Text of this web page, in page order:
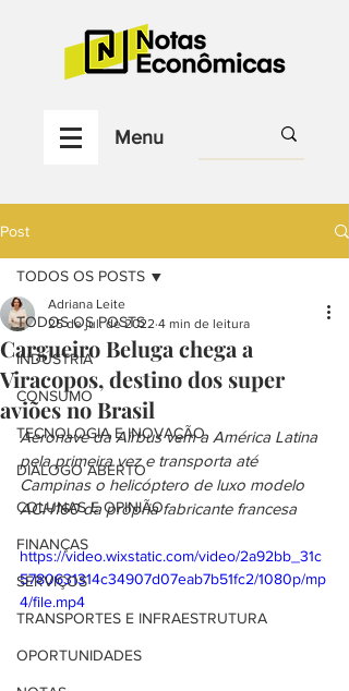
Menu
Post
TODOS OS POSTS
INDÚSTRIA
CONSUMO
TECNOLOGIA E INOVAÇÃO
DIÁLOGO ABERTO
COLUNAS E OPINIÃO
FINANÇAS
SERVIÇOS
TRANSPORTES E INFRAESTRUTURA
OPORTUNIDADES
TODOS OS POSTS
Cargueiro Beluga chega a
Viracopos, destino dos super
aviões no Brasil
Adriana Leite
25 de jul. de 2022 4 min de leitura
Aeronave da Airbus vem a América Latina
pela primeira vez e transporta até
Campinas o helicóptero de luxo modelo
ACH160 da própria fabricante francesa
https://video.wixstatic.com/video/2a92bb_31c
5780631314c34907d07eab7b51fc2/1080p/mp
4/file.mp4